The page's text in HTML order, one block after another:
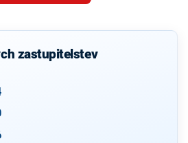
zastupitelstev